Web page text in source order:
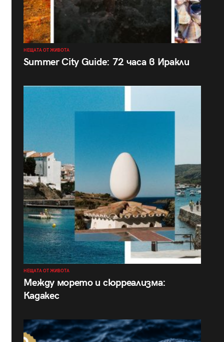
НЕЩАТА ОТ ЖИВОТА
Summer City Guide: 72 часа в Иракли
НЕЩАТА ОТ ЖИВОТА
Между морето и сюрреализма:
Кадакес